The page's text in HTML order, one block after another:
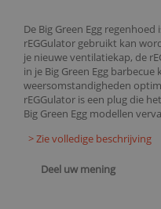
De Big Green Egg
rEGGulator gebruikt kan
je nieuwe ventilatiekap, de
in je Big Green Egg
weersomstandigheden
rEGGulator is een plug die
Big Green Egg modellen
> Zie volledige beschrijving
Deel uw mening